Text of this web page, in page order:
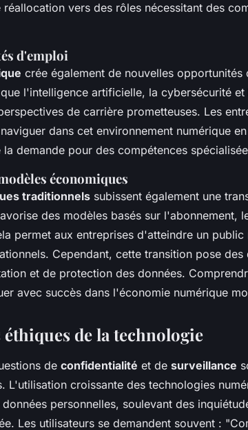
réallocation vers des rôles nécessitant des
d'emploi
crée également de nouvelles opportunités
l'intelligence artificielle, la cybersécurité
de carrière prometteuses. Les
dans cet environnement numérique
demande pour des compétences
économiques
traditionnels subissent également une
des modèles basés sur l'abonnement,
permet aux entreprises d'atteindre un
Cependant, cette transition pose
et de protection des données.
avec succès dans l'économie numérique
de la technologie
de confidentialité et de surveillance
L'utilisation croissante des technologies
personnelles, soulevant des
Les utilisateurs se demandent souvent :